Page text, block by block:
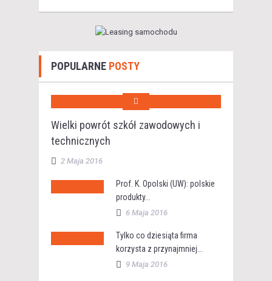
POPULARNE POSTY
Wielki powrót szkół zawodowych i
technicznych
2 Maja 2016
Prof. K. Opolski (UW): polskie
produkty...
6 Maja 2016
Tylko co dziesiąta firma
korzysta z przynajmniej...
9 Maja 2016